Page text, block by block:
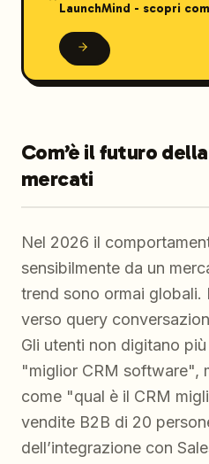
LaunchMind - scopri
Com’è il futuro
mercati
Nel 2026 il
sensibilmente da un
trend sono ormai globali.
verso query
Gli utenti non digitano
"miglior CRM software",
come "qual è il CRM
vendite B2B di 20
dell’integrazione con